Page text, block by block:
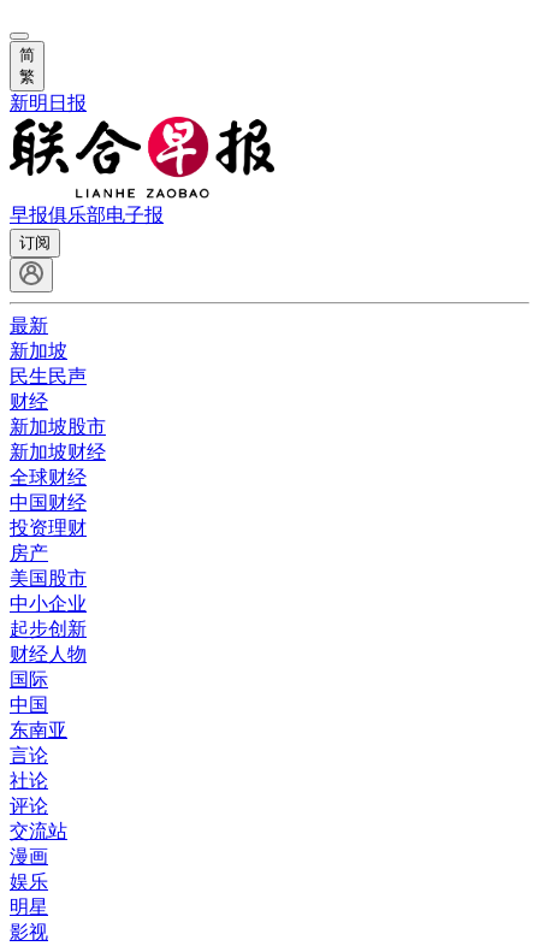
简
繁
新明日报
早报俱乐部电子报
订阅
最新
新加坡
民生民声
财经
新加坡股市
新加坡财经
全球财经
中国财经
投资理财
房产
美国股市
中小企业
起步创新
财经人物
国际
中国
东南亚
言论
社论
评论
交流站
漫画
娱乐
明星
影视